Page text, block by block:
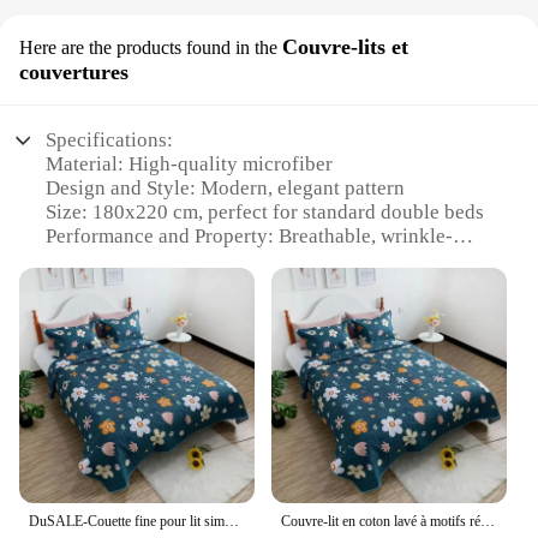
Here are the products found in the Couvre-lits et
couvertures
Specifications:
Material: High-quality microfiber
Design and Style: Modern, elegant pattern
Size: 180x220 cm, perfect for standard double beds
Performance and Property: Breathable, wrinkle-
Usage and Purpose: Ideal for year-round use,
suitable for all seasons
Shape or Size or Weight or Quantity: Single set with
one coverlet
Features:
**Unmatched Comfort and Style**
Indulge in the luxurious feel of our couverture de lit
180x220, crafted from premium microfiber that
offers a soft, plush texture. The modern design and
elegant pattern of this coverlet elevate the
DuSALE-Couette fine pour lit simple, couette douce, climatisation, quatre saisons, couverture de vélo, été, 180x220 cm, 220x240cm Couvre-lit en coton lavé à motifs rétro, courtepointes de voyage pour la maison et l'hôtel, produit ménager, 180x220 cm, 220x240cm